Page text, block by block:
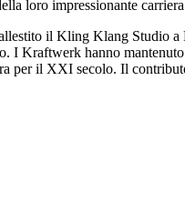
loro impressionante
il Kling Klang Studio
Kraftwerk hanno
per il XXI secolo. Il